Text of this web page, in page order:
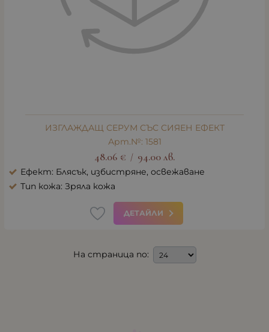
ИЗГЛАЖДАЩ СЕРУМ СЪС СИЯЕН ЕФЕКТ
Арт.№: 1581
48.06 € / 94.00лв.
Ефект: Блясък, избистряне, освежаване
Тип кожа: Зряла кожа
ДЕТАЙЛИ
На страница по: